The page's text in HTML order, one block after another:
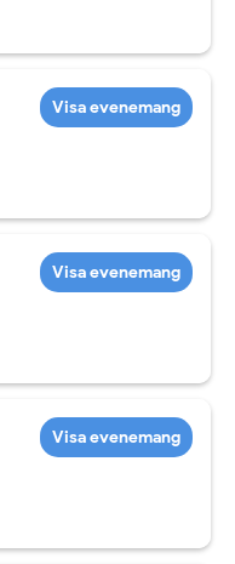
Visa evenemang
Visa evenemang
Visa evenemang